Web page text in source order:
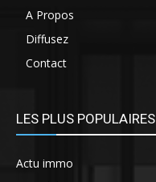
A Propos
Diffusez
Contact
LES PLUS POPULAIRES
Actu immo